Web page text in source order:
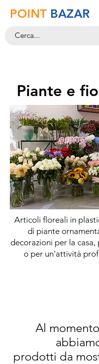
POINT BAZAR
Piante e
Articoli floreali in
di piante
decorazioni per la casa,
o per un'attività
Al
prodotti da